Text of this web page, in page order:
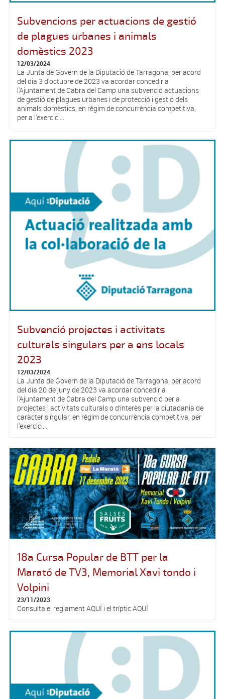
Subvencions per actuacions de gestió
de plagues urbanes i animals
domèstics 2023
12/03/2024
La Junta de Govern de la Diputació de Tarragona, per acord
del dia 3 d'octubre de 2023 va acordar concedir a
l'Ajuntament de Cabra del Camp una subvenció actuacions
de gestió de plagues urbanes i de protecció i gestió dels
animals domèstics, en règim de concurrència competitiva,
per a l'exercici...
Subvenció projectes i activitats
culturals singulars per a ens locals
2023
12/03/2024
La Junta de Govern de la Diputació de Tarragona, per acord
del dia 20 de juny de 2023 va acordar concedir a
l'Ajuntament de Cabra del Camp una subvenció per a
projectes i activitats culturals o d’interès per la ciutadania de
caràcter singular, en règim de concurrència competitiva, per
l'exercici...
18a Cursa Popular de BTT per la
Marató de TV3, Memorial Xavi tondo i
Volpini
23/11/2023
Consulta el reglament AQUÍ i el tríptic AQUÍ